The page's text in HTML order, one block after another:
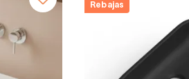
Rebajas